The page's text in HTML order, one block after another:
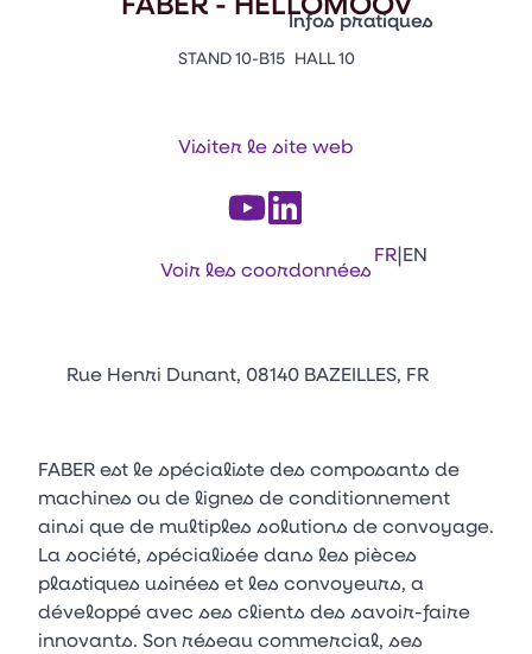
Vitrine Innovations
Emballages
Infos pratiques
Contacts
Appuyez sur Entrée pour
FR|EN
STAND 10-B15 HALL 10
Visiter le site web
Voir les coordonnées
Rue Henri Dunant, 08140 BAZEILLES, FR
FABER est le spécialiste des composants de
machines ou de lignes de conditionnement
ainsi que de multiples solutions de convoyage.
La société, spécialisée dans les pièces
plastiques usinées et les convoyeurs, a
développé avec ses clients des savoir-faire
innovants. Son réseau commercial, ses